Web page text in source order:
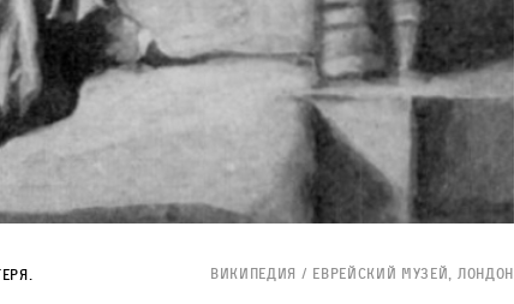
Википедия / Еврейский музей, Лондон